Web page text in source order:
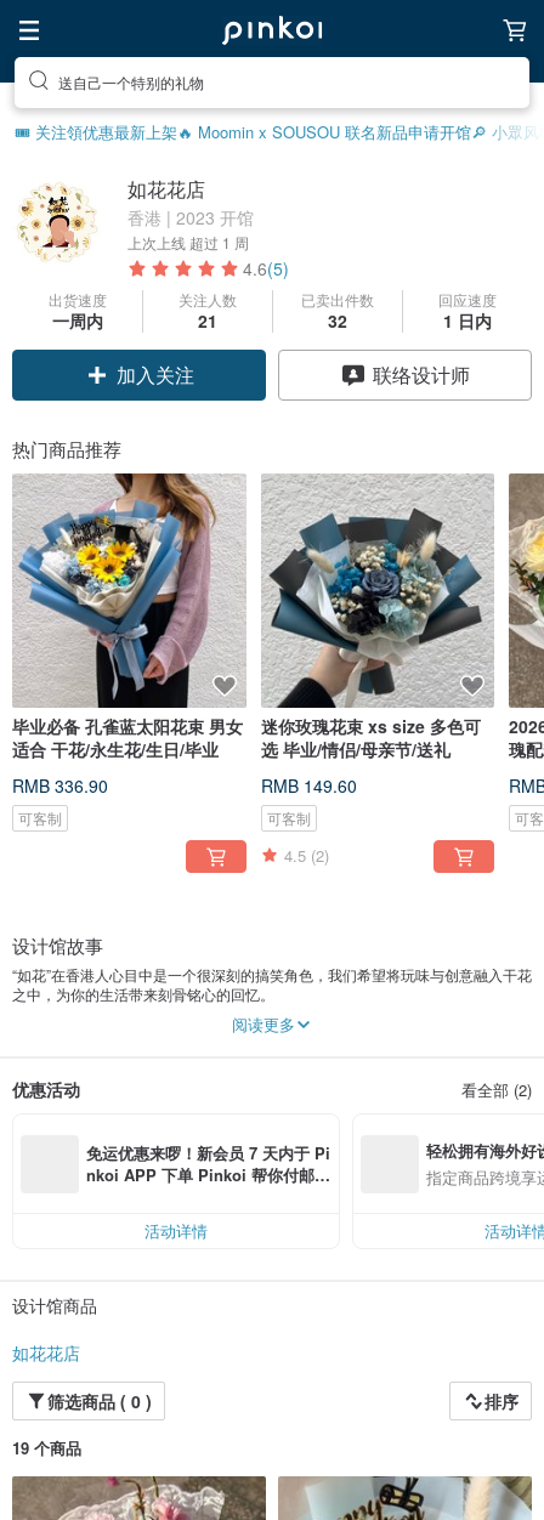
送自己一个特别的礼物
🎟️ 关注領优惠最新上架🔥 Moomin x SOUSOU 联名新品申请开馆🔎 小眾
如花花店
香港 | 2023 开馆
上次上线 超过 1 周
4.6(5)
出货速度
一周内
关注人数
21
已卖出件数
32
回应速度
1 日内
加入关注 联络设计师
热门商品推荐
毕业必备 孔雀蓝太阳花束 男女
适合 干花/永生花/生日/毕业
RMB 336.90
可客制
迷你玫瑰花束 xs size 多色可
选 毕业/情侣/母亲节/送礼
RMB 149.60
可客制
4.5 (2)
瑰
可
设计馆故事
“如花”在香港人心目中是一个很深刻的搞笑角色，我们希望将玩味与创意融入干花
之中，为你的生活带来刻骨铭心的回忆。
阅读更多
优惠活动 看全部 (2)
免运优惠来啰！新会员 7 天内于 Pi
nkoi APP 下单 Pinkoi 帮你付邮
活动详情
轻松拥有海外好
指定商品跨境享
活动详
设计馆商品
如花花店
筛选商品 ( 0 )
排序
19 个商品